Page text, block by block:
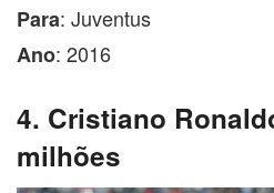
Para: Juventus
Ano: 2016
4. Cristiano
milhões